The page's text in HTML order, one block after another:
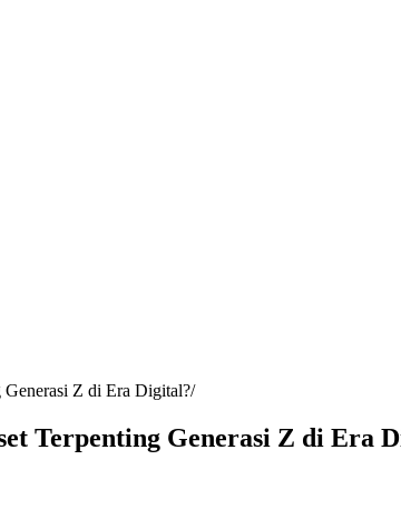
Generasi Z di Era Digital?
Terpenting Generasi Z di Era